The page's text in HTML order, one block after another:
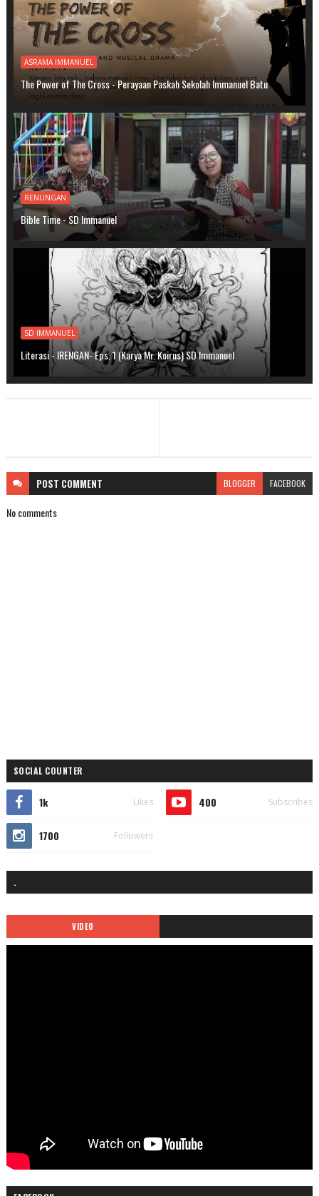
ASRAMA IMMANUEL
The Power of The Cross - Perayaan Paskah Sekolah Immanuel Batu
RENUNGAN
Bible Time - SD Immanuel
SD IMMANUEL
Literasi - IRENGAN- Eps. 1 (Karya Mr. Koirus) SD Immanuel
POST COMMENT BLOGGER FACEBOOK
No comments
SOCIAL COUNTER
1k Likes 400 Subscribes
1700 Followers
.
VIDEO